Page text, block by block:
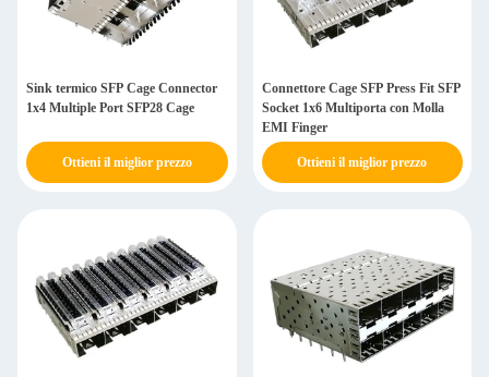
Sink termico SFP Cage Connector
1x4 Multiple Port SFP28 Cage
Ottieni il miglior prezzo
Connettore Cage SFP Press Fit SFP
Socket 1x6 Multiporta con Molla
EMI Finger
Ottieni il miglior prezzo